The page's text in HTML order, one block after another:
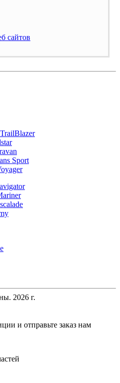
сайтов
Sport
2026 г.
и отправьте заказ нам